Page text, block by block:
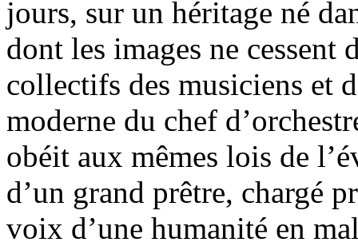
jours, sur un héritage né
dont les images ne cessent
collectifs des musiciens et
moderne du chef
obéit aux mêmes lois de
d’un grand prêtre, chargé
voix d’une humanité en